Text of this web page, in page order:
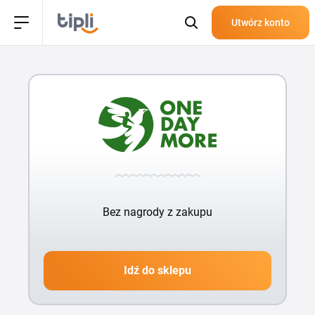
Utwórz konto
Bez nagrody z zakupu
Idź do sklepu